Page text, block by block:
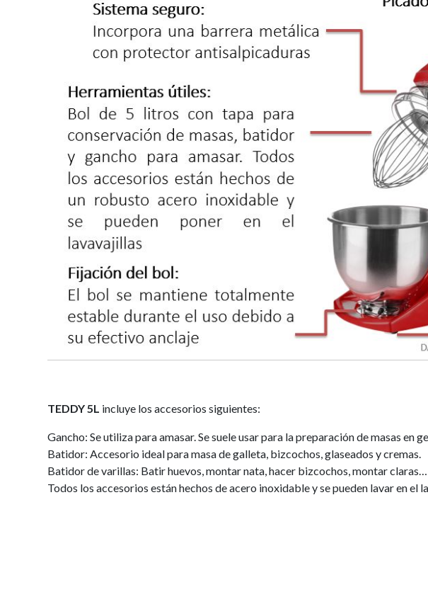
TEDDY 5L incluye los accesorios siguientes:
Gancho: Se utiliza para amasar. Se suele usar para la preparación de masas en
Batidor: Accesorio ideal para masa de galleta, bizcochos, glaseados y cremas.
Batidor de varillas: Batir huevos, montar nata, hacer bizcochos, montar claras…
Todos los accesorios están hechos de acero inoxidable y se pueden lavar en